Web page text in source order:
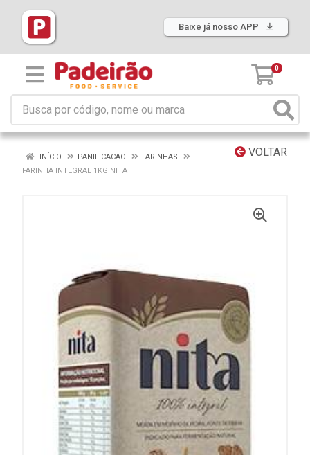
Baixe já nosso APP
0
VOLTAR
INÍCIO PANIFICACAO
FARINHAS
FARINHA INTEGRAL 1KG NITA